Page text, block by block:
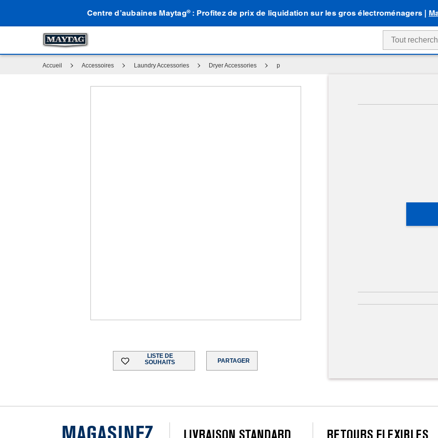
Centre d’aubaines Maytag®: Profitez de prix de liquidation sur les gros électroménagers |
Accueil Accessoires Laundry Accessories Dryer Accessories p
LISTE DE
SOUHAITS
PARTAGER